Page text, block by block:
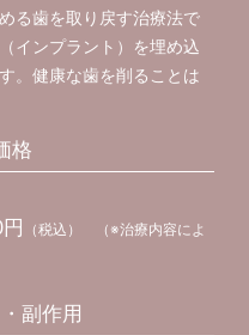
る歯を取り戻す治療法で
インプラント）を埋め込
。健康な歯を削ることは
格
（税込） （※治療内容によ
副作用